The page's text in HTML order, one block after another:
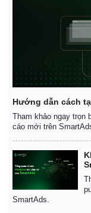
Kinh tế
Bất động sản
Khởi nghiệp
Hướng dẫn cách
Tham khảo ngay trọn
cáo mới trên
SmartAds.